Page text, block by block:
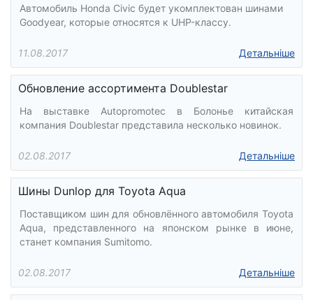
Автомобиль Honda Civic будет укомплектован шинами
Goodyear, которые относятся к UHP-классу.
11.08.2017 Детальніше
Обновление ассортимента Doublestar
На выставке Autopromotec в Болонье китайская
компания Doublestar представила несколько новинок.
02.08.2017 Детальніше
Шины Dunlop для Toyota Aqua
Поставщиком шин для обновлённого автомобиля Toyota
Aqua, представленного на японском рынке в июне,
станет компания Sumitomo.
02.08.2017 Детальніше